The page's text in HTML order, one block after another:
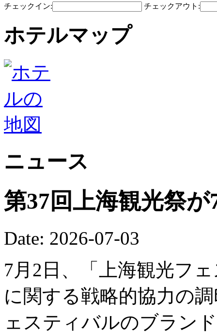
チェックイン: チェックアウト:
ホテルマップ
ニュース
第37回上海観光祭
Date: 2026-07-03
7月2日、「上海観光フ
に関する戦略的協力の
ェスティバルのブラン